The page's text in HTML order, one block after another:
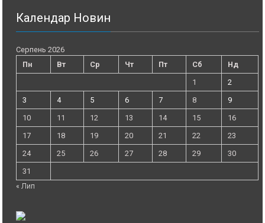
Календар Новин
Серпень 2026
Пн
Вт Ср Чт Пт Сб
Нд
1
2
3
4 5 6 7 8
9
10
11 12 13 14 15
16
17
18 19 20 21 22
23
24
25 26 27 28 29
30
31
« Лип